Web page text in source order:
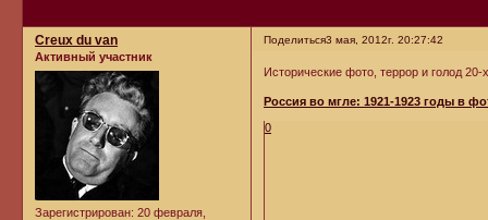
Поделиться3 мая, 2012г. 20:27:42
Creux du van
Активный участник
Зарегистрирован: 20 февраля,
Исторические фото, террор и голод
Россия во мгле: 1921-1923 годы в
0